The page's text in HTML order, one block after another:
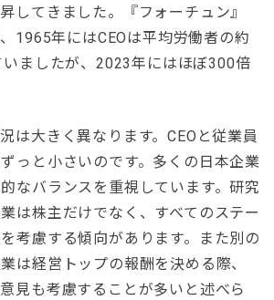
してきました。『フォーチュン』
1965年にはCEOは平均労働者の約
ましたが、2023年にはほぼ300倍
は大きく異なります。CEOと従業員
っと小さいのです。多くの日本企業
なバランスを重視しています。研究
は株主だけでなく、すべてのステー
考慮する傾向があります。また別の
は経営トップの報酬を決める際、
見も考慮することが多いと述べら